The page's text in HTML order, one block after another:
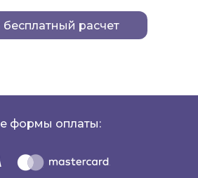
бесплатный расчет
формы оплаты: